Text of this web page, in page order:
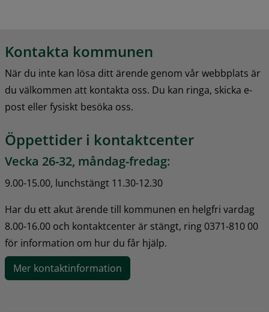
Kontakta kommunen
När du inte kan lösa ditt ärende genom vår webbplats är
du välkommen att kontakta oss. Du kan ringa, skicka e-
post eller fysiskt besöka oss.
Öppettider i kontaktcenter
Vecka 26-32, måndag-fredag:
9.00-15.00, lunchstängt 11.30-12.30
Har du ett akut ärende till kommunen en helgfri vardag
8.00-16.00 och kontaktcenter är stängt, ring 0371-810 00
för information om hur du får hjälp.
Mer kontaktinformation